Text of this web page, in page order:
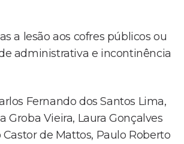
a lesão aos cofres públicos ou
administrativa e incontinência
Fernando dos Santos Lima,
Groba Vieira, Laura Gonçalves
de Mattos, Paulo Roberto